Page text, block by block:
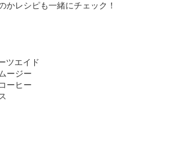
かレシピも一緒にチェック！
ツエイド
ージー
ーヒー